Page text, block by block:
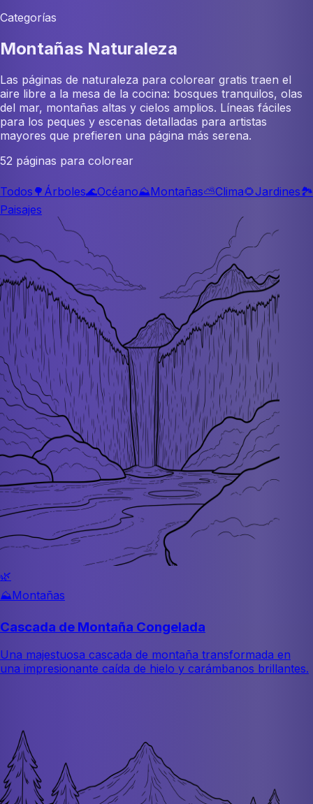
Categorías
Montañas Naturaleza
Las páginas de naturaleza para colorear gratis traen el
aire libre a la mesa de la cocina: bosques tranquilos, olas
del mar, montañas altas y cielos amplios. Líneas fáciles
para los peques y escenas detalladas para artistas
mayores que prefieren una página más serena.
52 páginas para colorear
Todos 🌳 Árboles🌊Océano⛰️Montañas⛅Clima🌻Jardines🏞️
Paisajes
🌿
⛰️Montañas
Cascada de Montaña Congelada
Una majestuosa cascada de montaña transformada en
una impresionante caída de hielo y carámbanos brillantes.